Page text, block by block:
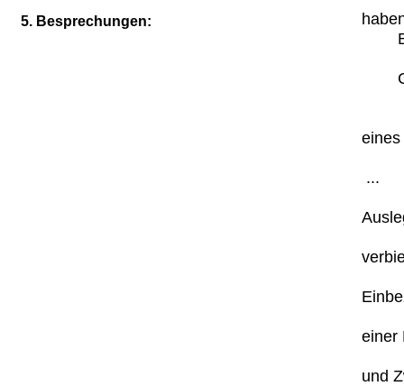
5. Besprechungen:
...
einer
und